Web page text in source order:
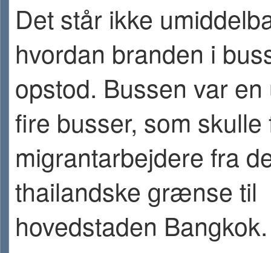
Det står ikke
hvordan branden i
opstod. Bussen var en
fire busser, som skulle
migrantarbejdere fra
thailandske grænse til
hovedstaden Bangkok.